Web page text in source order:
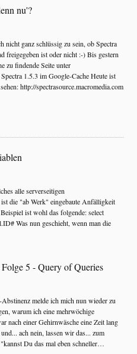
nu'?
nicht ganz schlüssig zu sein, ob Spectra
freigegeben ist oder nicht :-) Bis gestern
zu findende Seite unter
1.5.3 im Google-Cache Heute ist
http://spectrasource.macromedia.com
alle serverseitigen
die "ab Werk" eingebaute Anfälligkeit
ist wohl das folgende:select
Was nun geschieht, wenn man die
5 - Query of Queries
melde ich mich nun wieder zu
warum ich eine mehrwöchige
nach einer Gehirnwäsche eine Zeit lang
ach nein, lassen wir das... zum
Du das mal eben schneller…